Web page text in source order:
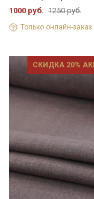
1000 руб. 1250 руб.
Только онлайн-заказ
СКИДКА 20%
Секретная
Мы